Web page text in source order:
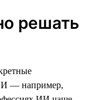
решать
— например,